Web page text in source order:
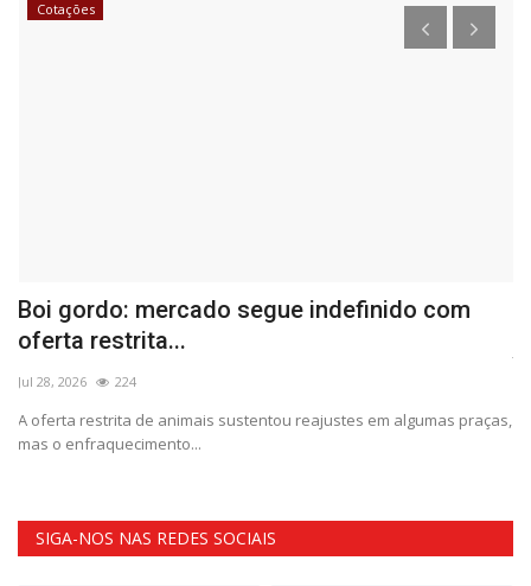
Cotações
Boi gordo: mercado segue indefinido com
oferta restrita...
Jul 28, 2026 224
A oferta restrita de animais sustentou reajustes em algumas praças,
mas o enfraquecimento...
SIGA-NOS NAS REDES SOCIAIS